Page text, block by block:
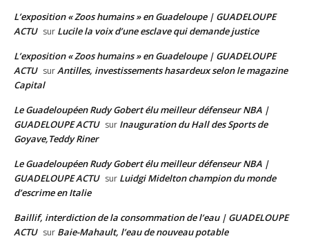
L’exposition « Zoos humains » en Guadeloupe | GUADELOUPE
ACTU sur Lucile la voix d’une esclave qui demande justice
L’exposition « Zoos humains » en Guadeloupe | GUADELOUPE
ACTU surAntilles, investissements hasardeux selon le magazine
Capital
Le Guadeloupéen Rudy Gobert élu meilleur défenseur NBA |
GUADELOUPE ACTU sur Inauguration du Hall des Sports de
Goyave,Teddy Riner
Le Guadeloupéen Rudy Gobert élu meilleur défenseur NBA |
GUADELOUPE ACTU sur Luidgi Midelton champion du monde
d’escrime en Italie
Baillif, interdiction de la consommation de l’eau | GUADELOUPE
ACTU sur Baie-Mahault, l’eau de nouveau potable